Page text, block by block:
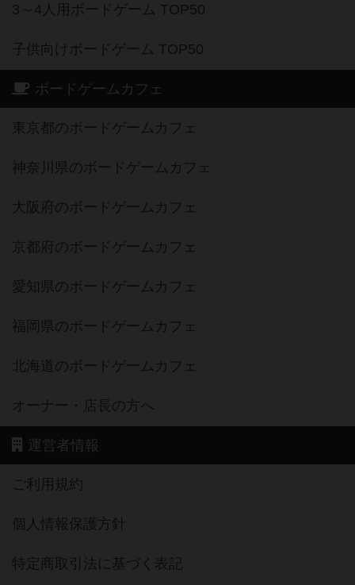
3～4人用ボードゲーム TOP50
子供向けボードゲーム TOP50
ボードゲームカフェ
東京都のボードゲームカフェ
神奈川県のボードゲームカフェ
大阪府のボードゲームカフェ
京都府のボードゲームカフェ
愛知県のボードゲームカフェ
福岡県のボードゲームカフェ
北海道のボードゲームカフェ
オーナー・店長の方へ
運営者情報
ご利用規約
個人情報保護方針
特定商取引法に基づく表記